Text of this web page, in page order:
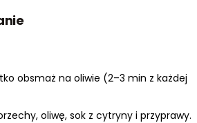
obsmaż na oliwie (2–3 min z każdej
oliwę, sok z cytryny i przyprawy.